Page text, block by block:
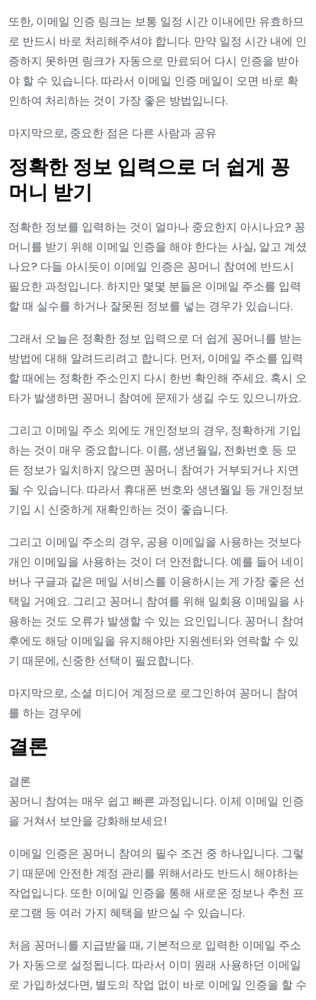
또한, 이메일 인증 링크는 보통 일정 시간 이내에만 유효하므
로 반드시 바로 처리해주셔야 합니다. 만약 일정 시간 내에 인
증하지 못하면 링크가 자동으로 만료되어 다시 인증을 받아
야 할 수 있습니다. 따라서 이메일 인증 메일이 오면 바로 확
인하여 처리하는 것이 가장 좋은 방법입니다.
마지막으로, 중요한 점은 다른 사람과 공유
정확한 정보 입력으로 더 쉽게 꽁
머니 받기
정확한 정보를 입력하는 것이 얼마나 중요한지 아시나요? 꽁
머니를 받기 위해 이메일 인증을 해야 한다는 사실, 알고 계셨
나요? 다들 아시듯이 이메일 인증은 꽁머니 참여에 반드시
필요한 과정입니다. 하지만 몇몇 분들은 이메일 주소를 입력
할 때 실수를 하거나 잘못된 정보를 넣는 경우가 있습니다.
그래서 오늘은 정확한 정보 입력으로 더 쉽게 꽁머니를 받는
방법에 대해 알려드리려고 합니다. 먼저, 이메일 주소를 입력
할 때에는 정확한 주소인지 다시 한번 확인해 주세요. 혹시 오
타가 발생하면 꽁머니 참여에 문제가 생길 수도 있으니까요.
그리고 이메일 주소 외에도 개인정보의 경우, 정확하게 기입
하는 것이 매우 중요합니다. 이름, 생년월일, 전화번호 등 모
든 정보가 일치하지 않으면 꽁머니 참여가 거부되거나 지연
될 수 있습니다. 따라서 휴대폰 번호와 생년월일 등 개인정보
기입 시 신중하게 재확인하는 것이 좋습니다.
그리고 이메일 주소의 경우, 공용 이메일을 사용하는 것보다
개인 이메일을 사용하는 것이 더 안전합니다. 예를 들어 네이
버나 구글과 같은 메일 서비스를 이용하시는 게 가장 좋은 선
택일 거예요. 그리고 꽁머니 참여를 위해 일회용 이메일을 사
용하는 것도 오류가 발생할 수 있는 요인입니다. 꽁머니 참여
후에도 해당 이메일을 유지해야만 지원센터와 연락할 수 있
기 때문에, 신중한 선택이 필요합니다.
마지막으로, 소셜 미디어 계정으로 로그인하여 꽁머니 참여
를 하는 경우에
결론
결론
꽁머니 참여는 매우 쉽고 빠른 과정입니다. 이제 이메일 인증
을 거쳐서 보안을 강화해보세요!
이메일 인증은 꽁머니 참여의 필수 조건 중 하나입니다. 그렇
기 때문에 안전한 계정 관리를 위해서라도 반드시 해야하는
작업입니다. 또한 이메일 인증을 통해 새로운 정보나 추천 프
로그램 등 여러 가지 혜택을 받으실 수 있습니다.
처음 꽁머니를 지급받을 때, 기본적으로 입력한 이메일 주소
가 자동으로 설정됩니다. 따라서 이미 원래 사용하던 이메일
로 가입하셨다면, 별도의 작업 없이 바로 이메일 인증을 할 수